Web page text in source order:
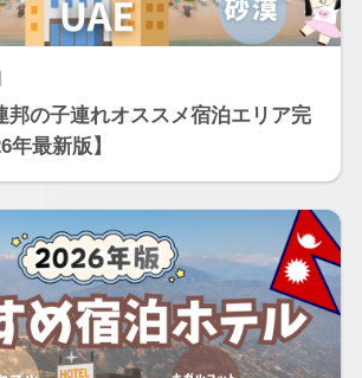
邦の子連れオススメ宿泊エリア完
年最新版】